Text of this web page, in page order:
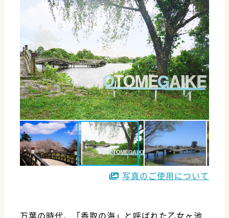
写真のご使用について
万葉の時代、「香取の海」と呼ばれた乙女ヶ池